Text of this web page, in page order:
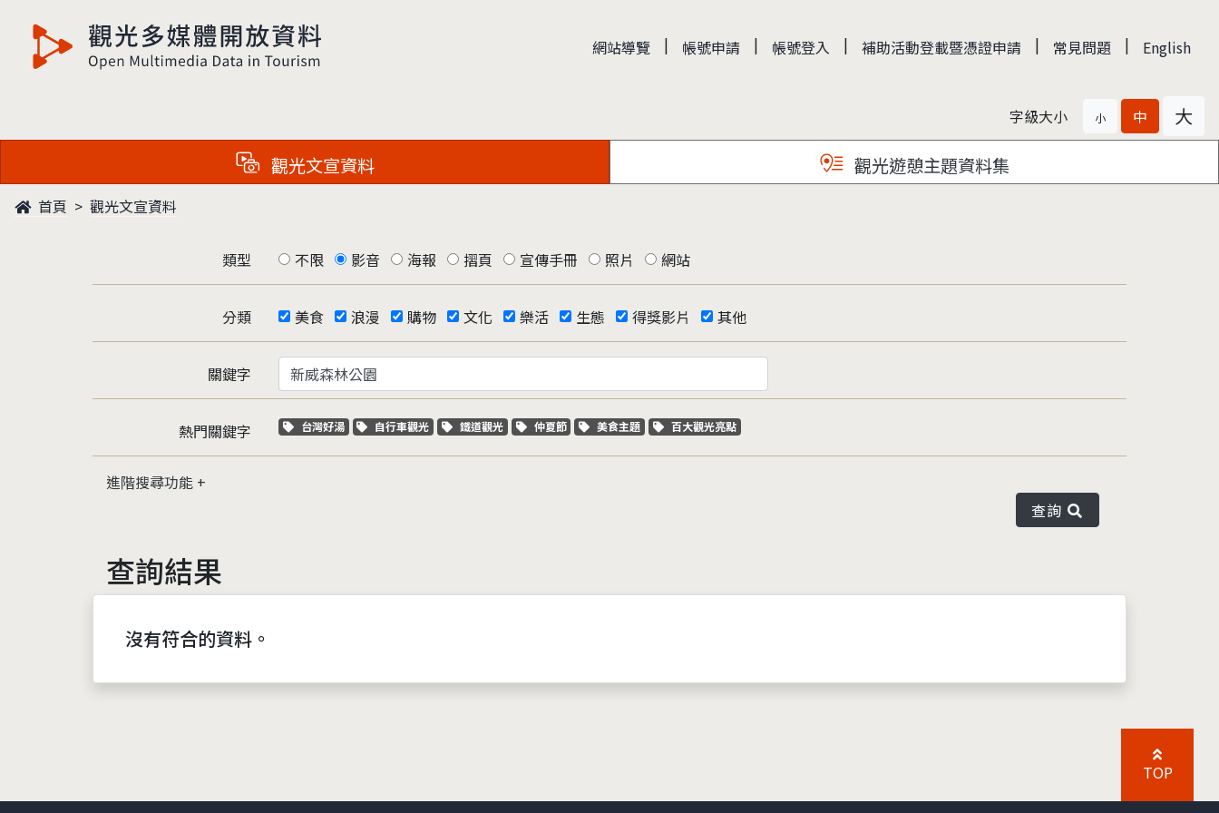
觀光多媒體開放資料 網站導覽 | 帳號申請 | 帳號登入 | 補助活動登載暨憑證申請 | 常見問題 | English
字級大小 小 中 大
觀光文宣資料 觀光遊憩主題資料集
首頁 觀光文宣資料
類型 不限 影音 海報 摺頁 宣傳手冊 照片 網站
分類 美食 浪漫 購物 文化 樂活 生態 得獎影片 其他
關鍵字
熱門關鍵字 關鍵字標籤
台灣好湯 關鍵字標籤
自行車觀光 關鍵字標籤
鐵道觀光 關鍵字標籤
仲夏節 關鍵字標籤
美食主題 關鍵字標籤
百大觀光亮點
進階搜尋功能
查詢
查詢結果
沒有符合的資料。
TOP